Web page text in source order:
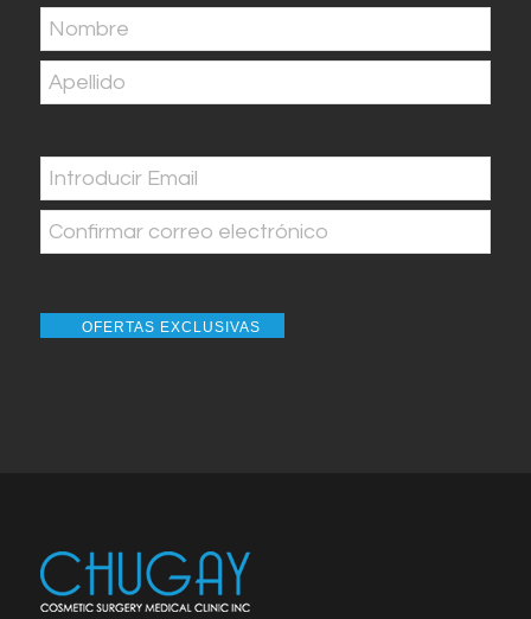
Nombre(Obligatorio)
En
primer
Correo
electrónico(Obligatorio)
Introducir
Email
correo
electrónico
OFERTAS EXCLUSIVAS